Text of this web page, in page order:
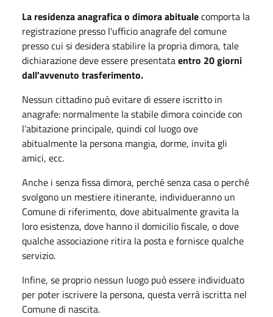
La residenza anagrafica o dimora abitualecomporta la
registrazione presso l'ufficio anagrafe del comune
presso cui si desidera stabilire la propria dimora, tale
dichiarazione deve essere presentataentro 20 giorni
dall'avvenuto trasferimento.
Nessun cittadino può evitare di essere iscritto in
anagrafe: normalmente la stabile dimora coincide con
l’abitazione principale, quindi col luogo ove
abitualmente la persona mangia, dorme, invita gli
amici, ecc.
Anche i senza fissa dimora, perché senza casa o perché
svolgono un mestiere itinerante, individueranno un
Comune di riferimento, dove abitualmente gravita la
loro esistenza, dove hanno il domicilio fiscale, o dove
qualche associazione ritira la posta e fornisce qualche
servizio.
Infine, se proprio nessun luogo può essere individuato
per poter iscrivere la persona, questa verrà iscritta nel
Comune di nascita.